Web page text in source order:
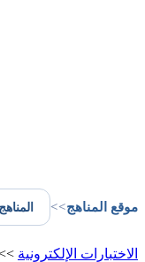
موقع المناهج>>
الاختبارات الإلكترونية >>